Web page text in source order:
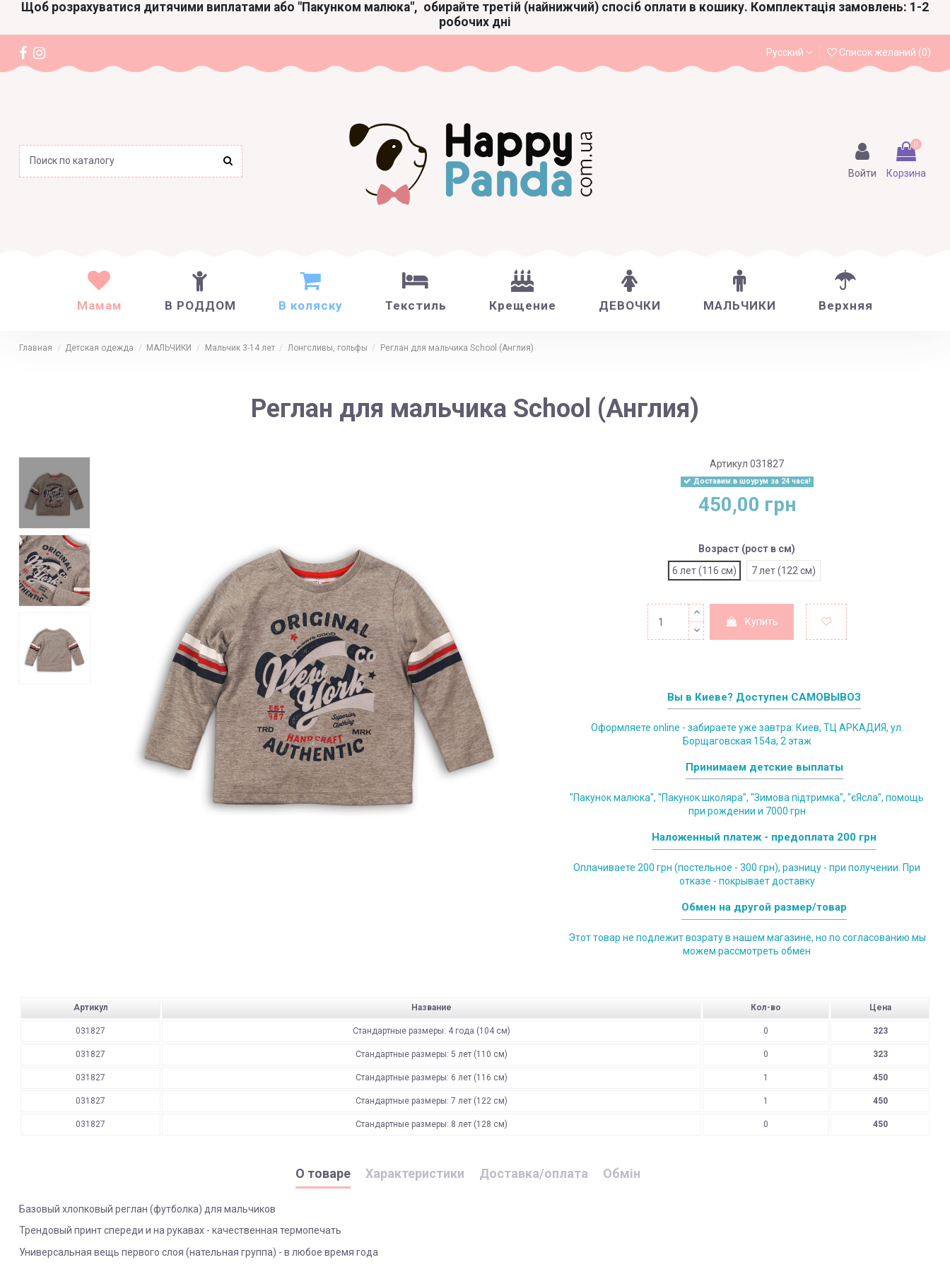
Щоб розрахуватися дитячими виплатами або "Пакунком малюка", обирайте третій (найнижчий) спосіб оплати в кошику. Комплектація замовлень: 1-2
робочих дні
Русский Список желаний (0)
Войти
0
Корзина
Мамам В РОДДОМ В коляску Текстиль Крещение ДЕВОЧКИ МАЛЬЧИКИ Верхняя
Главная Детская одежда МАЛЬЧИКИ Мальчик 3-14 лет Лонгсливы, гольфы Реглан для мальчика School (Англия)
Реглан для мальчика School (Англия)
Артикул 031827
Доставим в шоурум за 24 часа!
450,00 грн
Возраст (рост в см)
6 лет (116 см)
7 лет (122 см)
Купить
Вы в Киеве? Доступен САМОВЫВОЗ
Оформляете online - забираете уже завтра: Киев, ТЦ АРКАДИЯ, ул.
Борщаговская 154а, 2 этаж
Принимаем детские выплаты
"Пакунок малюка", "Пакунок школяра", "Зимова підтримка", "єЯсла", помощь
при рождении и 7000 грн
Наложенный платеж - предоплата 200 грн
Оплачиваете 200 грн (постельное - 300 грн), разницу - при получении. При
отказе - покрывает доставку
Обмен на другой размер/товар
Этот товар не подлежит возрату в нашем магазине, но по согласованию мы
можем рассмотреть обмен
Артикул Название Кол-во Цена
031827 Стандартные размеры: 4 года (104 см) 0 323
031827 Стандартные размеры: 5 лет (110 см) 0 323
031827 Стандартные размеры: 6 лет (116 см) 1 450
031827 Стандартные размеры: 7 лет (122 см) 1 450
031827 Стандартные размеры: 8 лет (128 см) 0 450
О товаре Характеристики Доставка/оплата Обмін
Базовый хлопковый реглан (футболка) для мальчиков
Трендовый принт спереди и на рукавах - качественная термопечать
Универсальная вещь первого слоя (нательная группа) - в любое время года